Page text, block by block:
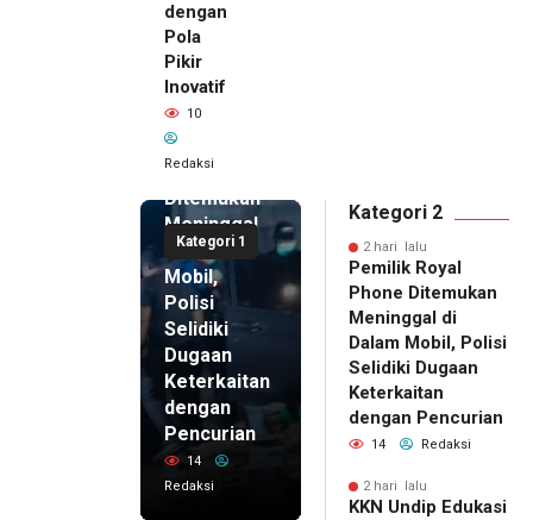
dengan
Pola
Pikir
Inovatif
10
Redaksi
Kategori 1
Pemilik
Royal
Phone
Ditemukan
Meninggal
di Dalam
Mobil,
Polisi
Selidiki
Dugaan
Keterkaitan
dengan
Pencurian
14
Redaksi
Kategori 2
2 hari lalu
Pemilik Royal
Phone Ditemukan
Meninggal di
Dalam Mobil, Polisi
Selidiki Dugaan
Keterkaitan
dengan Pencurian
14 Redaksi
2 hari lalu
KKN Undip Edukasi